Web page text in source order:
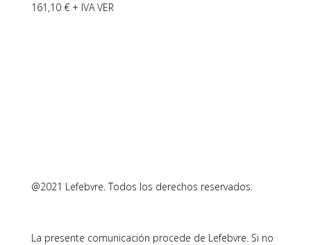
161,10 € + IVA VER
@2021 Lefebvre. Todos los derechos reservados.
La presente comunicación procede de Lefebvre. Si no